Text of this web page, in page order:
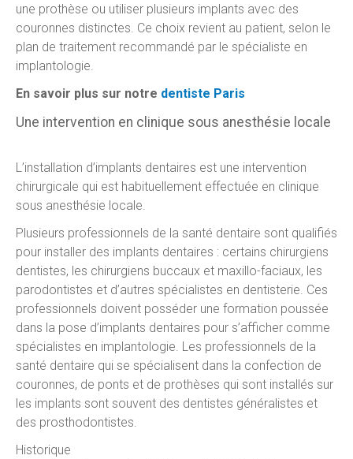
une prothèse ou utiliser plusieurs implants avec des
couronnes distinctes. Ce choix revient au patient, selon le
plan de traitement recommandé par le spécialiste en
implantologie.
En savoir plus sur notre dentiste Paris
Une intervention en clinique sous anesthésie locale
L’installation d’implants dentaires est une intervention
chirurgicale qui est habituellement effectuée en clinique
sous anesthésie locale.
Plusieurs professionnels de la santé dentaire sont qualifiés
pour installer des implants dentaires : certains chirurgiens
dentistes, les chirurgiens buccaux et maxillo-faciaux, les
parodontistes et d’autres spécialistes en dentisterie. Ces
professionnels doivent posséder une formation poussée
dans la pose d’implants dentaires pour s’afficher comme
spécialistes en implantologie. Les professionnels de la
santé dentaire qui se spécialisent dans la confection de
couronnes, de ponts et de prothèses qui sont installés sur
les implants sont souvent des dentistes généralistes et
des prosthodontistes.
Historique